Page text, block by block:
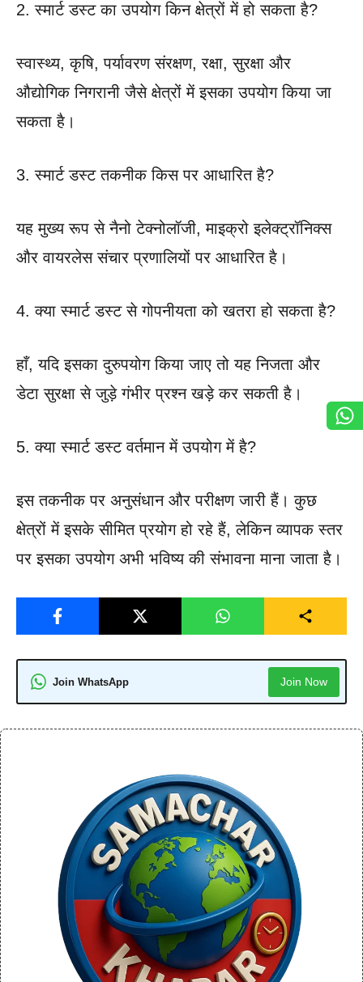
2. स्मार्ट डस्ट का उपयोग किन क्षेत्रों में हो सकता है?
स्वास्थ्य, कृषि, पर्यावरण संरक्षण, रक्षा, सुरक्षा और
औद्योगिक निगरानी जैसे क्षेत्रों में इसका उपयोग किया जा
सकता है।
3. स्मार्ट डस्ट तकनीक किस पर आधारित है?
यह मुख्य रूप से नैनो टेक्नोलॉजी, माइक्रो इलेक्ट्रॉनिक्स
और वायरलेस संचार प्रणालियों पर आधारित है।
4. क्या स्मार्ट डस्ट से गोपनीयता को खतरा हो सकता है?
हाँ, यदि इसका दुरुपयोग किया जाए तो यह निजता और
डेटा सुरक्षा से जुड़े गंभीर प्रश्न खड़े कर सकती है।
5. क्या स्मार्ट डस्ट वर्तमान में उपयोग में है?
इस तकनीक पर अनुसंधान और परीक्षण जारी हैं। कुछ
क्षेत्रों में इसके सीमित प्रयोग हो रहे हैं, लेकिन व्यापक स्तर
पर इसका उपयोग अभी भविष्य की संभावना माना जाता है।
Join WhatsApp Join Now